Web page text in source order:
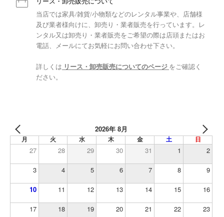
当店では家具/雑貨/小物類などのレンタル事業や、店舗様
及び業者様向けに、卸売り・業者販売を行っています。レ
ンタル又は卸売り・業者販売をご希望の際は店頭またはお
電話、メールにてお気軽にお問い合わせ下さい。
詳しくは リース・卸売販売についてのページ をご確認く
ださい。
2026年 8月
月 火 水 木 金 土 日
27 28 29 30 31 1 2
3 4 5 6 7 8 9
10 11 12 13 14 15 16
17 18 19 20 21 22 23